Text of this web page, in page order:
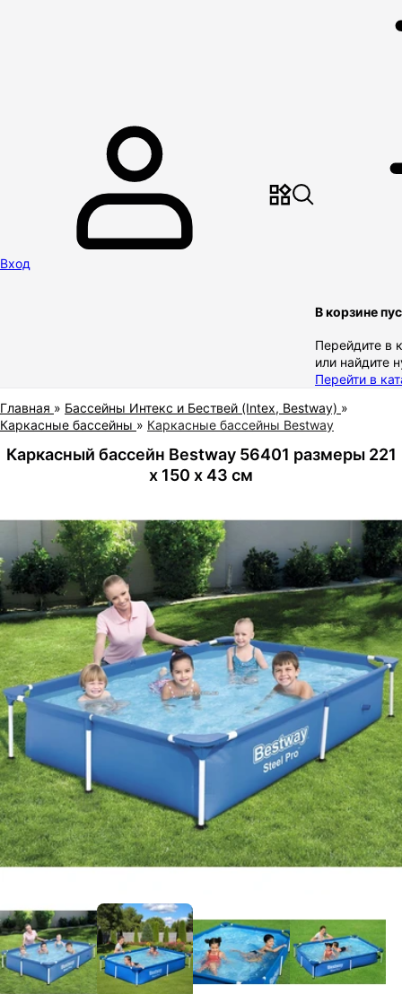
Вход
В корзине
Перейдите в
или найдите
Перейти в
Главная » Бассейны Интекс и Бествей (Intex, Bestway) »
Каркасные бассейны » Каркасные бассейны Bestway
Каркасный бассейн Bestway 56401 размеры 221
х 150 х 43 см